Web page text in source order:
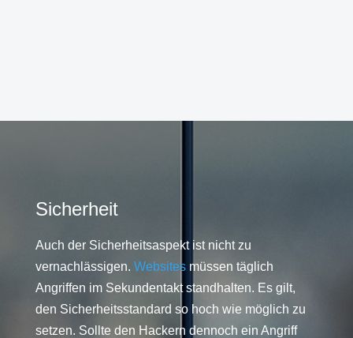
Sicherheit
Auch der Sicherheitsaspekt ist nicht zu
vernachlässigen. Websitesmüssen täglich
Angriffen im Sekundentakt standhalten. Es gilt,
den Sicherheitsstandard so hoch wie möglich zu
setzen. Sollte den Hackern dennoch ein Angriff